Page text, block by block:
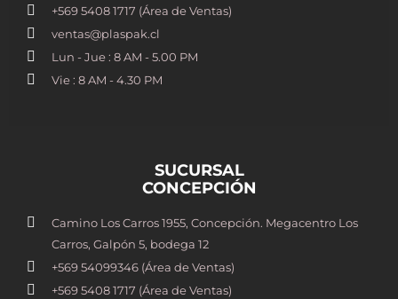
+569 5408 1717 (Área de Ventas)
ventas@plaspak.cl
Lun - Jue : 8 AM - 5.00 PM
Vie : 8 AM - 4.30 PM
SUCURSAL
CONCEPCIÓN
Camino Los Carros 1955, Concepción. Megacentro Los
Carros, Galpón 5, bodega 12
+569 54099346 (Área de Ventas)
+569 5408 1717 (Área de Ventas)